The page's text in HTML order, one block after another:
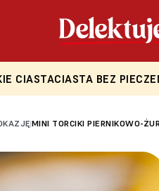
CIASTACIASTA BEZ
|MINI TORCIKI PIERNIKOWO-